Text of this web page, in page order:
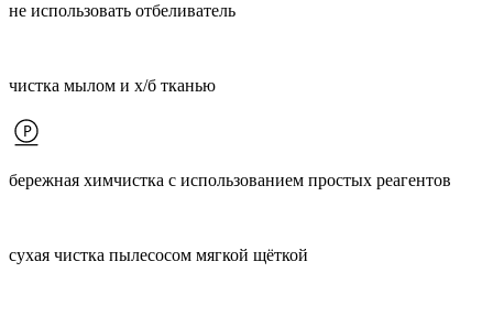
не использовать отбеливатель
чистка мылом и х/б тканью
бережная химчистка с использованием простых реагентов
сухая чистка пылесосом мягкой щёткой